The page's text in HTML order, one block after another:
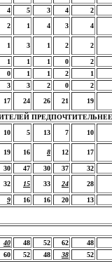
4 5 3 4
2
2 1 4 3 4
1 3 1 2 2
1 1 1 0
2
0 1 1 2
1
3 3 2 0
2
17 24 26 21 19
10 5 13 7 10
19 16 8 12 17
30 47 30 37
32
32 15 33 24 28
9 16 16 20 13
40 48 52 62
48
60 52 48 38 52